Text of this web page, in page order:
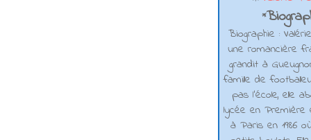
*
Biographie :
une romancière
grandit à
famille de
pas l'école, elle
lycée en
à Paris en 1986